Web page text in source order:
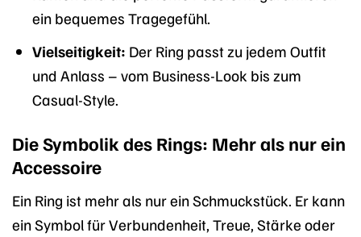
ein bequemes Tragegefühl.
Vielseitigkeit: Der Ring passt zu jedem Outfit
und Anlass – vom Business-Look bis zum
Casual-Style.
Die Symbolik des Rings: Mehr als nur ein
Accessoire
Ein Ring ist mehr als nur ein Schmuckstück. Er kann
ein Symbol für Verbundenheit, Treue, Stärke oder